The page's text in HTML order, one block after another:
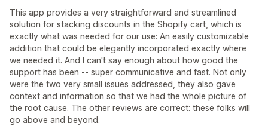
This app provides a very straightforward and streamlined
solution for stacking discounts in the Shopify cart, which is
exactly what was needed for our use: An easily customizable
addition that could be elegantly incorporated exactly where
we needed it. And I can't say enough about how good the
support has been -- super communicative and fast. Not only
were the two very small issues addressed, they also gave
context and information so that we had the whole picture of
the root cause. The other reviews are correct: these folks will
go above and beyond.